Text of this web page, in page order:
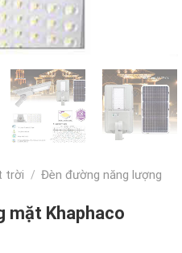
trời / Đèn đường năng lượng
mặt Khaphaco